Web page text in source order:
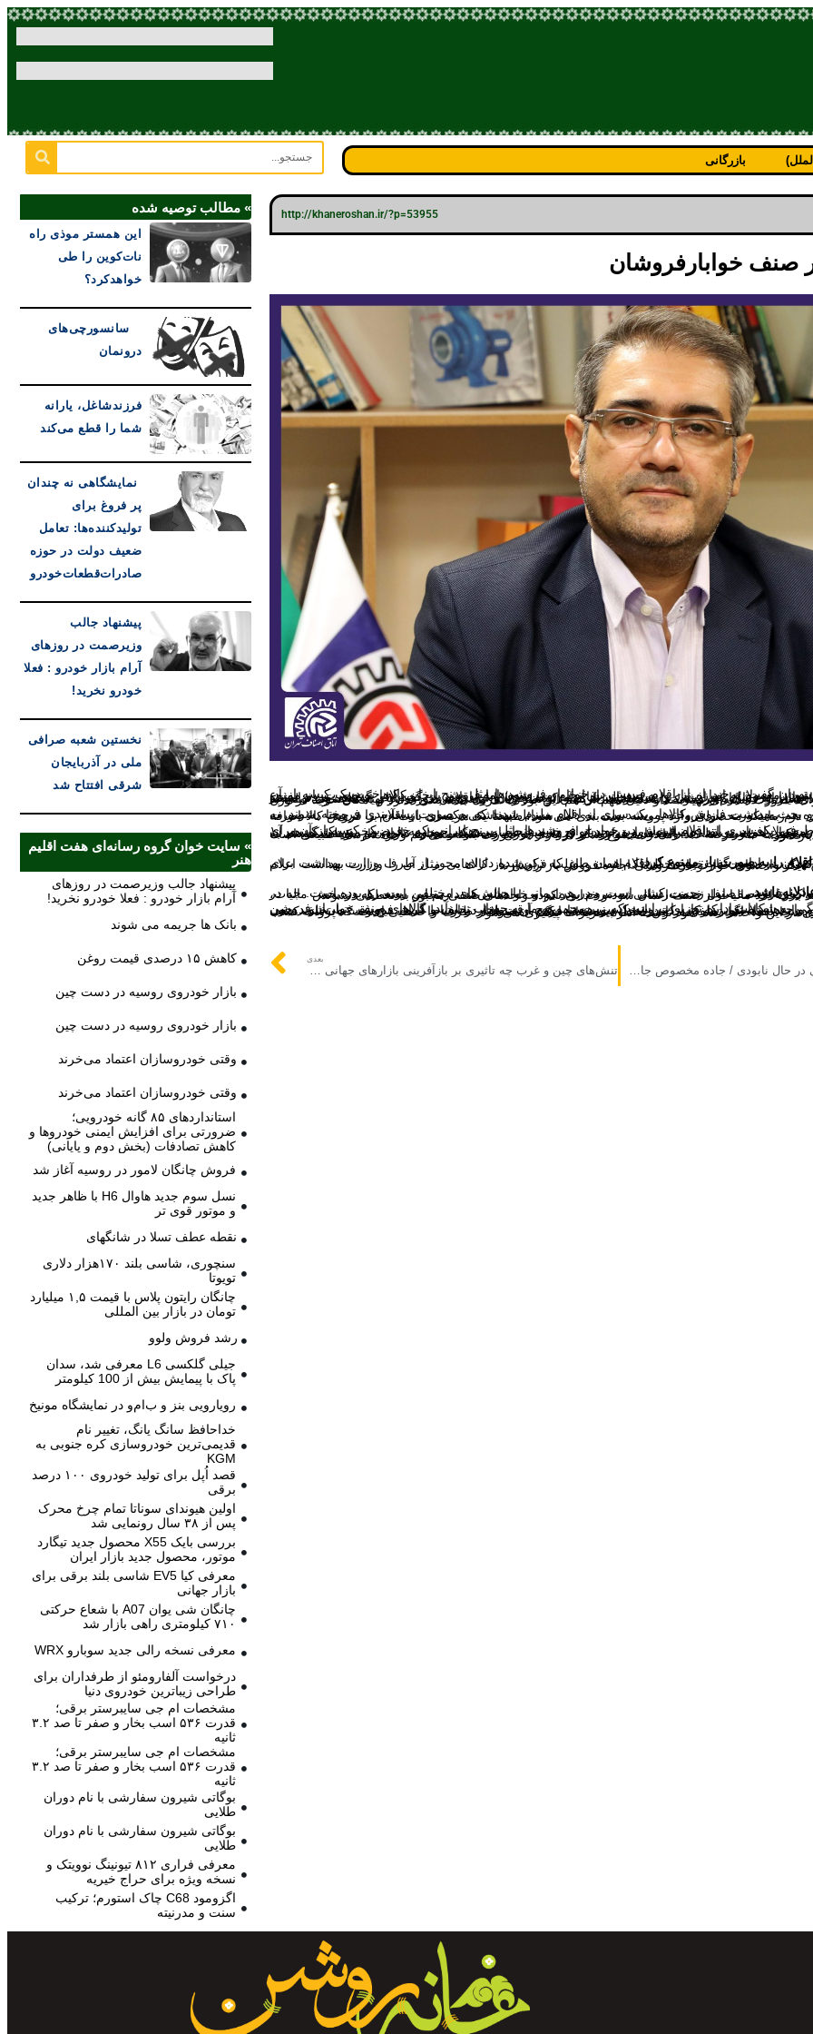
بازرگانی
http://khaneroshan.ir/?p=53955
صنف خوابارفروشان
صورت فله عرضه کند. اما در مجموع شکر در بازار به صورت بسته‌بندی هم وجود دارد که طبیعی است قیمت متفاوتی نسبت به شکر باز دارد.
را به صورت باز ممنوع کرد
برای فروش باز ندارد. مثلا فروش کشک به صورت باز خیلی خطرناک است و اغلب فروش باز کالاهایی مثل آن را وزارت بهداشت اعلام می‌کند که به فرض ازاین تاریخ دیگر واحدهای خوار و بار فروشی اجازه فروش باز را ندارند.
باشد
روبه رو بوده است. چه در زمان جنگ تحمیلی چه در دوره کرونا در صف اول خدمت‌رسانی به مردم بوده‌ایم و خواهشی که داریم این است که در بخش مالیات، دولت کمک کننده باشد تا عادلانه بحث اخذ مالیات از صنف اعمال شود و خدایی نکرده واحدهای صنفی مجبور به تعطیلی نشوند.
هیچ وقت دچار تخلف و گران فروشی نمی‌شوند چون پیوسته ارتباط مستمری با مردم دارند. مثلا سوپرمارکتی که در محل پیوسته با مردم آن منطقه در ارتباط است هیچ وقت با تخلف سعی نمی‌کند که مشتریان خود را از دست بدهد. اگر تخلفی در این صنف دیده شده است، معمولا از طرف واحدهایی است که پروانه کسب ندارند و اغلب اگر گران فروشی در این واحدها دیده شود توسط اداره تعزیرات پیگیری می‌شود.
بعدی
» مطالب توصیه شده
این همستر موذی راه
نات‌کوین را طی
خواهدکرد؟
سانسورچی‌های
درونمان
فرزندشاغل، یارانه
شما را قطع می‌کند
نمایشگاهی نه چندان
پر فروغ برای
تولیدکننده‌ها: تعامل
ضعیف دولت در حوزه
صادرات‌قطعات‌خودرو
پیشنهاد جالب
وزیرصمت در روزهای
آرام بازار خودرو : فعلا
خودرو نخرید!
نخستین شعبه صرافی
ملی در آذربایجان
شرقی افتتاح شد
» سایت خوان گروه رسانه‌ای هفت اقلیم
هنر
پیشنهاد جالب وزیرصمت در روزهای
آرام بازار خودرو : فعلا خودرو نخرید!
بانک ها جریمه می شوند
کاهش ۱۵ درصدی قیمت روغن
بازار خودروی روسیه در دست چین
بازار خودروی روسیه در دست چین
وقتی خودروسازان اعتماد می‌خرند
وقتی خودروسازان اعتماد می‌خرند
استانداردهای ۸۵ گانه خودرویی؛
ضرورتی برای افزایش ایمنی خودروها و
کاهش تصادفات (بخش دوم و پایانی)
فروش چانگان لامور در روسیه آغاز شد
نسل سوم جدید هاوال H6 با ظاهر جدید
و موتور قوی تر
نقطه عطف تسلا در شانگهای
سنچوری، شاسی بلند ۱۷۰هزار دلاری
تویوتا
چانگان رایتون پلاس با قیمت ۱,۵ میلیارد
تومان در بازار بین المللی
رشد فروش ولوو
جیلی گلکسی L6 معرفی شد، سدان
پاک با پیمایش بیش از 100 کیلومتر
رویارویی بنز و ب‌ام‌و در نمایشگاه مونیخ
خداحافظ سانگ یانگ، تغییر نام
قدیمی‌ترین خودروسازی کره جنوبی به
KGM
قصد اُپل برای تولید خودروی ۱۰۰ درصد
برقی
اولین هیوندای سوناتا تمام چرخ محرک
پس از ۳۸ سال رونمایی شد
بررسی بایک X55 محصول جدید تیگارد
موتور، محصول جدید بازار ایران
معرفی کیا EV5 شاسی بلند برقی برای
بازار جهانی
چانگان شی یوان A07 با شعاع حرکتی
۷۱۰ کیلومتری راهی بازار شد
معرفی نسخه رالی جدید سوبارو WRX
درخواست آلفارومئو از طرفداران برای
طراحی زیباترین خودروی دنیا
مشخصات ام جی سایبرستر برقی؛
قدرت ۵۳۶ اسب بخار و صفر تا صد ۳.۲
ثانیه
مشخصات ام جی سایبرستر برقی؛
قدرت ۵۳۶ اسب بخار و صفر تا صد ۳.۲
ثانیه
بوگاتی شیرون سفارشی با نام دوران
طلایی
بوگاتی شیرون سفارشی با نام دوران
طلایی
معرفی فراری ۸۱۲ تیونینگ نوویتک و
نسخه ویژه برای حراج خیریه
اگزومود C68 چاک استورم؛ ترکیب
سنت و مدرنیته